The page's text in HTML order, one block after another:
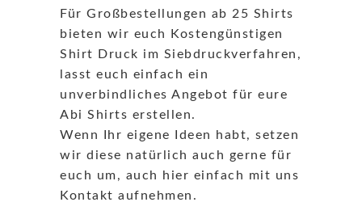
Für Großbestellungen ab 25 Shirts
bieten wir euch Kostengünstigen
Shirt Druck im Siebdruckverfahren,
lasst euch einfach ein
unverbindliches Angebot für eure
Abi Shirts erstellen.
Wenn Ihr eigene Ideen habt, setzen
wir diese natürlich auch gerne für
euch um, auch hier einfach mit uns
Kontakt aufnehmen.